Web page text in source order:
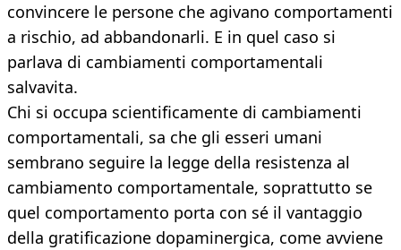
convincere le persone che agivano comportamenti
a rischio, ad abbandonarli. E in quel caso si
parlava di cambiamenti comportamentali
salvavita.
Chi si occupa scientificamente di cambiamenti
comportamentali, sa che gli esseri umani
sembrano seguire la legge della resistenza al
cambiamento comportamentale, soprattutto se
quel comportamento porta con sé il vantaggio
della gratificazione dopaminergica, come avviene